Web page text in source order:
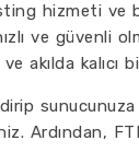
hizmeti ve
ve güvenli
ve akılda
Ardından,